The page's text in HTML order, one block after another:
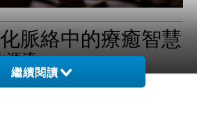
脈絡中的療癒智慧
源流
手」象徵著能動與傳遞。點
載的氣血經絡理論，到宋明藥
繼續閱讀